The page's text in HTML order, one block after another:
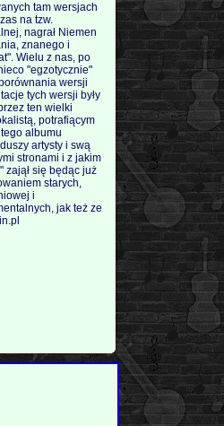
tam wersjach
na tzw.
nagrał Niemen
znanego i
Wielu z nas, po
"egzotycznie"
wersji
tych wersji były
ten wielki
potrafiącym
albumu
artysty i swą
stronami i z jakim
zajął się będąc już
starych,
i
jak też ze